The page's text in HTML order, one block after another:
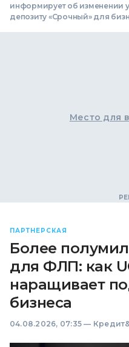
информирует об изменении
депозиту «Срочный» для
Место для
ПАРТНЕРСКАЯ
Более
для ФЛП: как
наращивает
бизнеса
04.08.2026, 07:35 —